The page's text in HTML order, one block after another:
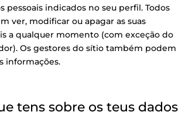
pessoais indicados no seu perfil. Todos
ver, modificar ou apagar as suas
a qualquer momento (com exceção do
Os gestores do sítio também podem
informações.
tens sobre os teus dados